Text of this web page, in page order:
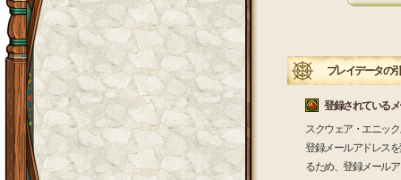
プレイデータの
登録されている
スクウェア・エニッ
登録メールアドレス
るため、登録メール